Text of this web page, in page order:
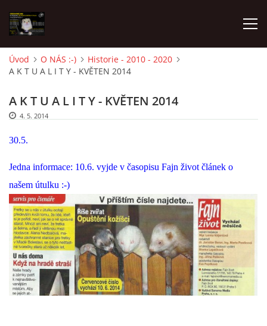
AKTUALITY
FRETKY V ÚTULKU
V PÉČI
VIRTUÁLNÍ ADOPCE
V NOVÝCH DOMOVECH
DFD - DOMOV FRETČÍCH DŮCHODCŮ
Úvod O NÁS :-)
Historie - 2010 - 2020
A K T U A L I T Y - KVĚTEN 2014
A K T U A L I T Y - KVĚTEN 2014
4. 5. 2014
30.5.
Jedna informace: 10.6. vyjde v časopisu Fajn život článek o
našem útulku :-)